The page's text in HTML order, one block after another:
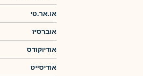
או.אר.טי
אוברסיז
אודיוקודס
אודיסייט